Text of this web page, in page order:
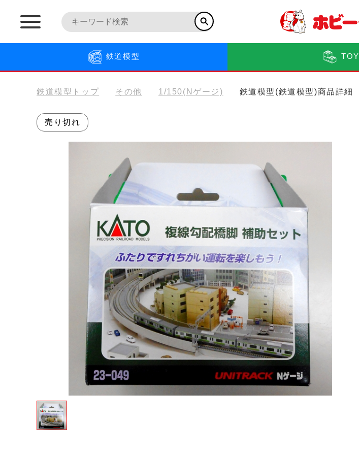
鉄道模型 TOY
鉄道模型トップ その他 1/150(Nゲージ) 鉄道模型(鉄道模型)商品詳細
売り切れ